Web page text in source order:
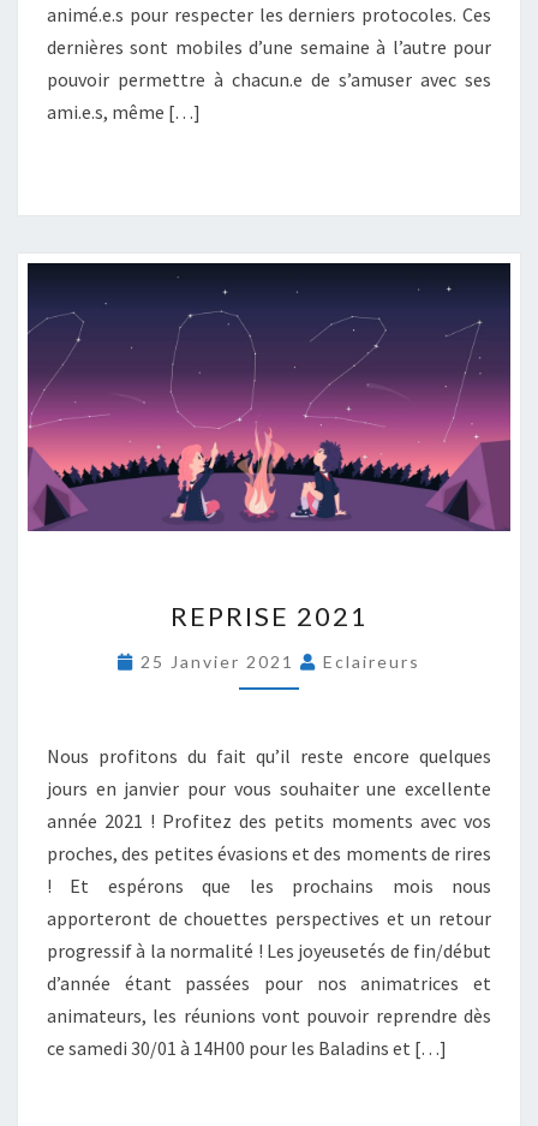
E
R
animé.e.s pour respecter les derniers protocoles. Ces
dernières sont mobiles d’une semaine à l’autre pour
pouvoir permettre à chacun.e de s’amuser avec ses
ami.e.s, même […]
E
R
I
E
0
2
1
REPRISE 2021
25 Janvier 2021 Eclaireurs
Nous profitons du fait qu’il reste encore quelques
jours en janvier pour vous souhaiter une excellente
année 2021 ! Profitez des petits moments avec vos
proches, des petites évasions et des moments de rires
! Et espérons que les prochains mois nous
apporteront de chouettes perspectives et un retour
progressif à la normalité ! Les joyeusetés de fin/début
d’année étant passées pour nos animatrices et
animateurs, les réunions vont pouvoir reprendre dès
ce samedi 30/01 à 14H00 pour les Baladins et […]